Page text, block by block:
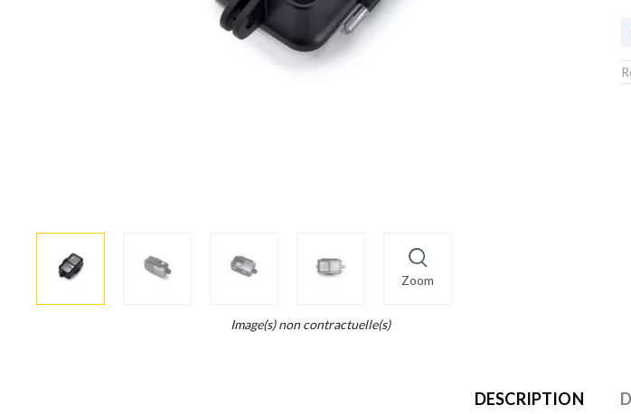
Zoom
More
info
Image(s) non contractuelle(s)
DESCRIPTION